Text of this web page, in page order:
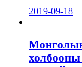
2019-09-18
Монголын